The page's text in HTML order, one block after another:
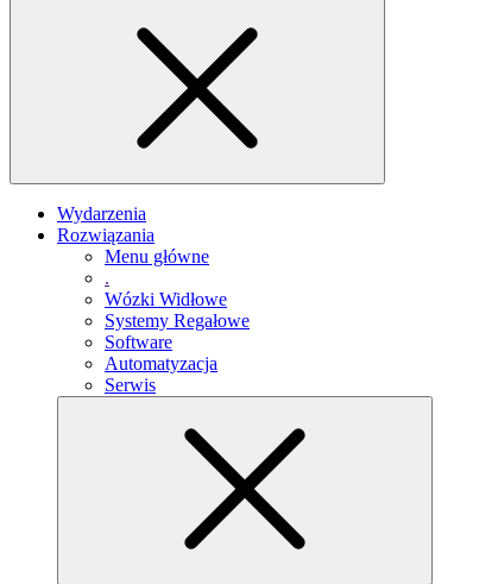
Wydarzenia
Rozwiązania
Menu główne
.
Wózki Widłowe
Systemy Regałowe
Software
Automatyzacja
Serwis